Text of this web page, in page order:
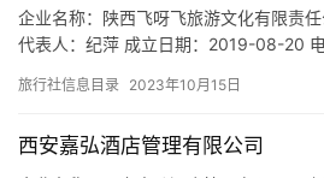
企业名称：陕西飞呀飞旅游文化有限责
代表人：纪萍 成立日期：2019-08-20
西省西安市碑林区长安北路48号708室
用航空运输销售代理；…
旅行社信息目录 2023年10月15日
西安嘉弘酒店管理有限公司